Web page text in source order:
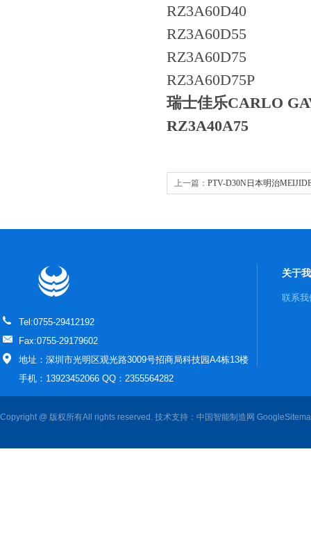
RZ3A60D55
瑞士佳乐CARLO
RZ3A40A75
上一篇： PTV-D30N日本明治
Tel:0755-29412192
Fax:0755-29179602
地址：深圳市光明区观光路3009号招商局科技园A4栋13楼
手机：13923452066 QQ：2355564282
关于
联系我
Copyright @ 版权所有All rights reserved. 技术支持： 中国智能制造网